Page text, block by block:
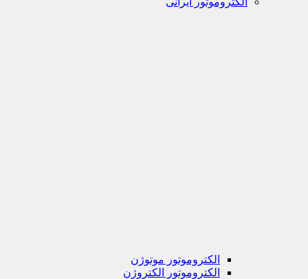
الکتروموتور موتوژن
الکتروموتور الکتروژن